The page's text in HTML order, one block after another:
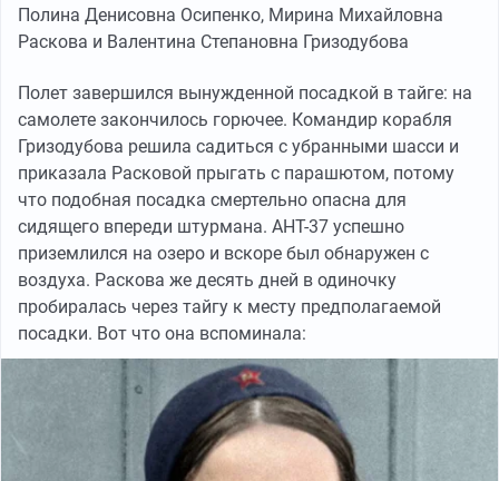
Полина Денисовна Осипенко, Мирина Михайловна
Раскова и Валентина Степановна Гризодубова
Полет завершился вынужденной посадкой в тайге: на
самолете закончилось горючее. Командир корабля
Гризодубова решила садиться с убранными шасси и
приказала Расковой прыгать с парашютом, потому
что подобная посадка смертельно опасна для
сидящего впереди штурмана. АНТ-37 успешно
приземлился на озеро и вскоре был обнаружен с
воздуха. Раскова же десять дней в одиночку
пробиралась через тайгу к месту предполагаемой
посадки. Вот что она вспоминала: